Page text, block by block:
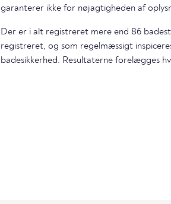
garanterer ikke for nøjagtigheden af
Der er i alt registreret mere end 86
registreret, og som regelmæssigt
badesikkerhed. Resultaterne forelægges